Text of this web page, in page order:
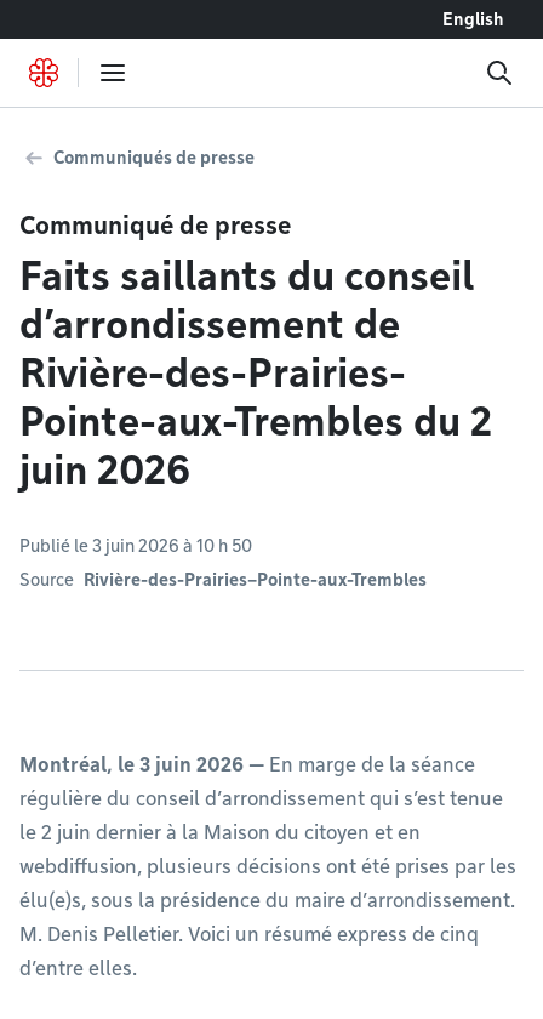
English
Communiqués de presse
Communiqué de presse
Faits saillants du conseil
d’arrondissement de
Rivière-des-Prairies-
Pointe-aux-Trembles du 2
juin 2026
Publié le 3 juin 2026 à 10 h 50
Source
Rivière-des-Prairies–Pointe-aux-Trembles
Montréal, le 3 juin 2026 — En marge de la séance
régulière du conseil d’arrondissement qui s’est tenue
le 2 juin dernier à la Maison du citoyen et en
webdiffusion, plusieurs décisions ont été prises par les
élu(e)s, sous la présidence du maire d’arrondissement.
M. Denis Pelletier. Voici un résumé express de cinq
d’entre elles.